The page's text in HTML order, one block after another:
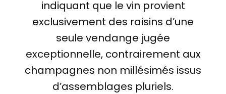
indiquant que le vin provient
exclusivement des raisins d’une
seule vendange jugée
exceptionnelle, contrairement aux
champagnes non millésimés issus
d’assemblages pluriels.